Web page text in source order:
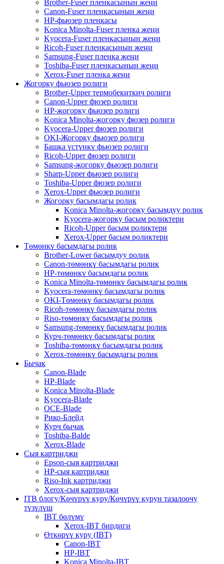
Brother-Fuser пленкасынын жеңи
Canon-Fuser пленкасынын жеңи
HP-фьюзер пленкасы
Konica Minolta-Fuser пленка жеңи
Kyocera-Fuser пленкасынын жеңи
Ricoh-Fuser пленкасынын жеңи
Samsung-Fuser пленка жеңи
Toshiba-Fuser пленкасынын жеңи
Xerox-Fuser пленка жеңи
Жогорку фьюзер ролиги
Brother-Upper термобекиткич ролиги
Canon-Upper фюзер ролиги
HP-жогорку фьюзер ролиги
Konica Minolta-жогорку фюзер ролиги
Kyocera-Upper фюзер ролиги
OKI-Жогорку фьюзер ролиги
Башка үстүнкү фьюзер ролиги
Ricoh-Upper фюзер ролиги
Samsung-жогорку фьюзер ролиги
Sharp-Upper фьюзер ролиги
Toshiba-Upper фюзер ролиги
Xerox-Upper фьюзер ролиги
Жогорку басымдагы ролик
Konica Minolta-жогорку басымдуу ролик
Kyocera-жогорку басым роликтери
Ricoh-Upper басым роликтери
Xerox-Upper басым роликтери
Төмөнкү басымдагы ролик
Brother-Lower басымдуу ролик
Canon-төмөнкү басымдагы ролик
HP-төмөнкү басымдагы ролик
Konica Minolta-төмөнкү басымдагы ролик
Kyocera-төмөнкү басымдагы ролик
OKI-Төмөнкү басымдагы ролик
Ricoh-төмөнкү басымдагы ролик
Riso-төмөнкү басымдагы ролик
Samsung-төмөнкү басымдагы ролик
Курч-төмөнкү басымдагы ролик
Toshiba-төмөнкү басымдагы ролик
Xerox-төмөнкү басымдагы ролик
Бычак
Canon-Blade
HP-Blade
Konica Minolta-Blade
Kyocera-Blade
OCE-Blade
Рико-Блейд
Курч бычак
Toshiba-Balde
Xerox-Blade
Сыя картриджи
Epson-сыя картриджи
HP-сыя картриджи
Riso-Ink картриджи
Xerox-сыя картриджи
ITB блогу/Көчүрүү куру/Көчүрүү курун тазалоочу
түзүлүш
IBT бөлүмү
Xerox-IBT бирдиги
Өткөрүү куру (IBT)
Canon-IBT
HP-IBT
Konica Minolta-IBT